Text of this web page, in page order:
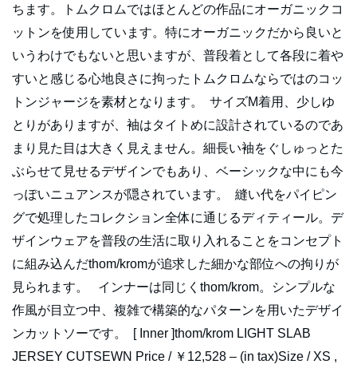
ちます。トムクロムではほとんどの作品にオーガニックコ
ットンを使用しています。特にオーガニックだから良いと
いうわけでもないと思いますが、普段着として各段に着や
すいと感じる心地良さに拘ったトムクロムならではのコッ
トンジャージを素材となります。 サイズM着用、少しゆ
とりがありますが、袖はタイトめに設計されているのであ
まり見た目は大きく見えません。細長い袖をぐしゅっとた
ぶらせて見せるデザインでもあり、ベーシックな中にも今
っぽいニュアンスが隠されています。 縫い代をパイピン
グで処理したコレクション全体に通じるディティール。デ
ザインウェアを普段の生活に取り入れることをコンセプト
に組み込んだthom/kromが追求した細かな部位への拘りが
見られます。 インナーは同じくthom/krom。シンプルな
作風が目立つ中、複雑で構築的なパターンを用いたデザイ
ンカットソーです。 [ Inner ]thom/krom LIGHT SLAB
JERSEY CUTSEWN Price / ￥12,528 – (in tax)Size / XS ,